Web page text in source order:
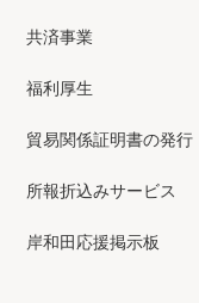
共済事業
福利厚生
貿易関係証明書の発行
所報折込みサービス
岸和田応援掲示板